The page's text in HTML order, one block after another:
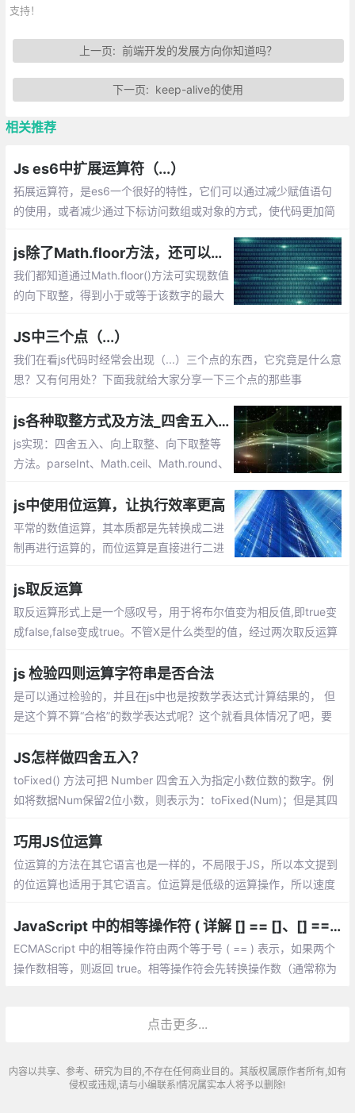
支持！
上一页: 前端开发的发展方向你知道吗？
下一页: keep-alive的使用
相关推荐
Js es6中扩展运算符（...）
拓展运算符，是es6一个很好的特性，它们可以通过减少赋值语句
的使用，或者减少通过下标访问数组或对象的方式，使代码更加简
以及相关知识。
js除了Math.floor方法，还可以通过位运算|，>>实现向下取整
我们都知道通过Math.floor()方法可实现数值
的向下取整，得到小于或等于该数字的最大
运算|，>>来实现向下取整哦
JS中三个点（...）
我们在看js代码时经常会出现（...）三个点的东西，它究竟是什么意
思？又有何用处？下面我就给大家分享一下三个点的那些事
js各种取整方式及方法_四舍五入、向上取整、向下取整
js实现：四舍五入、向上取整、向下取整等
方法。parseInt、Math.ceil、Math.round、
js中使用位运算，让执行效率更高
平常的数值运算，其本质都是先转换成二进
制再进行运算的，而位运算是直接进行二进
较高的，由于位运算的博大精深，下面通过
一些在js中使用位运算的实例
js取反运算
取反运算形式上是一个感叹号，用于将布尔值变为相反值,即true变
成false,false变成true。不管X是什么类型的值，经过两次取反运算
是将一个值转成布尔值的简便写法。
js 检验四则运算字符串是否合法
是可以通过检验的，并且在js中也是按数学表达式计算结果的， 但
是这个算不算“合格”的数学表达式呢？这个就看具体情况了吧，要
JS怎样做四舍五入？
toFixed() 方法可把 Number 四舍五入为指定小数位数的数字。例
如将数据Num保留2位小数，则表示为：toFixed(Num)；但是其四
巧用JS位运算
位运算的方法在其它语言也是一样的，不局限于JS，所以本文提到
的位运算也适用于其它语言。位运算是低级的运算操作，所以速度
JavaScript 中的相等操作符 ( 详解 [] == []、[] == ![]、{} == !{} )
ECMAScript 中的相等操作符由两个等于号 ( == ) 表示，如果两个
操作数相等，则返回 true。相等操作符会先转换操作数（通常称为
点击更多...
内容以共享、参考、研究为目的,不存在任何商业目的。其版权属原作者所有,如有
侵权或违规,请与小编联系!情况属实本人将予以删除!